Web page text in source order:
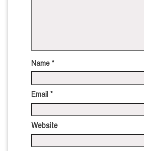
Name *
Email *
Website